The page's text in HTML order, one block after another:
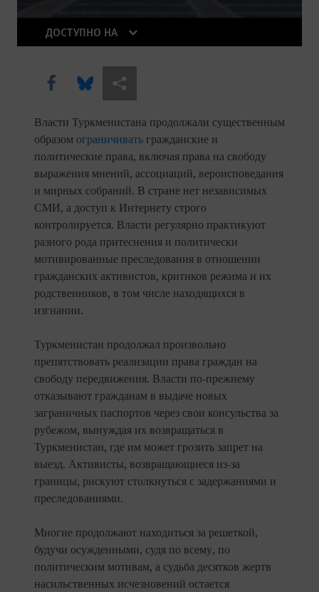
ДОСТУПНО НА
Share this via Facebook
Share this via Bluesky
Share this via Поделиться
Власти Туркменистана продолжали существенным
образом ограничивать гражданские и
политические права, включая права на свободу
выражения мнений, ассоциаций, вероисповедания
и мирных собраний. В стране нет независимых
СМИ, а доступ к Интернету строго
контролируется. Власти регулярно практикуют
разного рода притеснения и политически
мотивированные преследования в отношении
гражданских активистов, критиков режима и их
родственников, в том числе находящихся в
изгнании.
Туркменистан продолжал произвольно
препятствовать реализации права граждан на
свободу передвижения. Власти по-прежнему
отказывают гражданам в выдаче новых
заграничных паспортов через свои консульства за
рубежом, вынуждая их возвращаться в
Туркменистан, где им может грозить запрет на
выезд. Активисты, возвращающиеся из-за
границы, рискуют столкнуться с задержаниями и
преследованиями.
Многие продолжают находиться за решеткой,
будучи осужденными, судя по всему, по
политическим мотивам, а судьба десятков жертв
насильственных исчезновений остается